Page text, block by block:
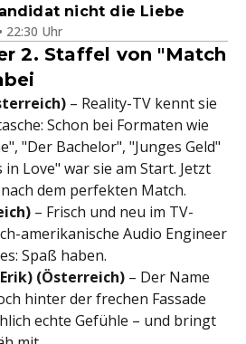
nicht die Liebe
22:30 Uhr
2. Staffel von "Match
– Reality-TV kennt sie
Schon bei Formaten wie
"Der Bachelor", "Junges Geld"
Love" war sie am Start. Jetzt
dem perfekten Match.
– Frisch und neu im TV-
amerikanische Audio Engineer
Spaß haben.
(Österreich) – Der Name
hinter der frechen Fassade
echte Gefühle – und bringt